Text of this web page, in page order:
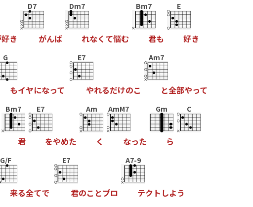
好き
D7
がんば
Dm7
れなく て悩む
Bm7
君も
E
好き
G
もイヤになって
E7
やれるだけのこ
Am7
と全部やって
Bm7
君
E7
をやめた
Am
く
AmM7
なった
Gm
ら
C
G/F
来る全てで
E7
君のこ とプロ
A7-9
テク ト しよう